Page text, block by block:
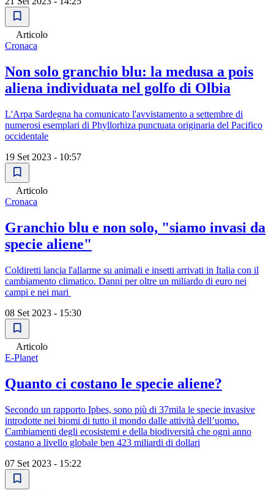
Articolo
Cronaca
Non solo granchio blu: la medusa a pois
aliena individuata nel golfo di Olbia
L'Arpa Sardegna ha comunicato l'avvistamento a settembre di
numerosi esemplari di Phyllorhiza punctuata originaria del Pacifico
occidentale
19 Set 2023 - 10:57
Articolo
Cronaca
Granchio blu e non solo, "siamo invasi da
specie aliene"
Coldiretti lancia l'allarme su animali e insetti arrivati in Italia con il
cambiamento climatico. Danni per oltre un miliardo di euro nei
campi e nei mari
08 Set 2023 - 15:30
Articolo
E-Planet
Quanto ci costano le specie aliene?
Secondo un rapporto Ipbes, sono più di 37mila le specie invasive
introdotte nei biomi di tutto il mondo dalle attività dell’uomo.
Cambiamenti degli ecosistemi e della biodiversità che ogni anno
costano a livello globale ben 423 miliardi di dollari
07 Set 2023 - 15:22